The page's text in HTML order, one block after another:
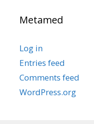
Metamed
Log in
Entries feed
Comments feed
WordPress.org